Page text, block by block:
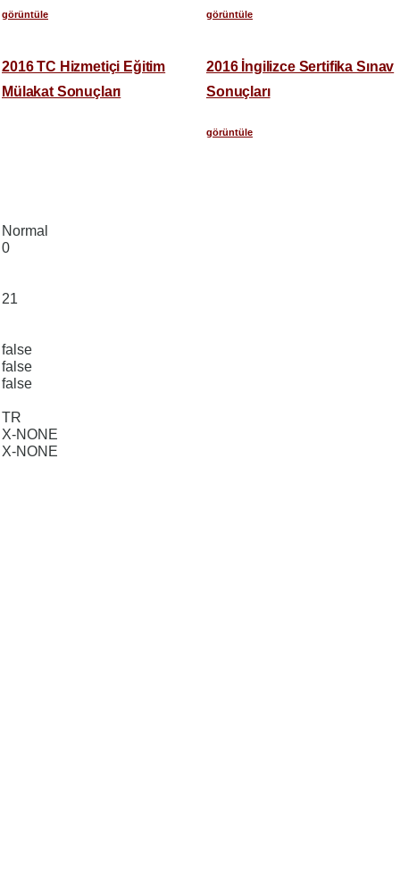
görüntüle görüntüle
2016 TC Hizmetiçi Eğitim
Mülakat Sonuçları
Normal
0
21
false
false
false
TR
X-NONE
X-NONE
2016 İngilizce Sertifika Sınav
Sonuçları
görüntüle